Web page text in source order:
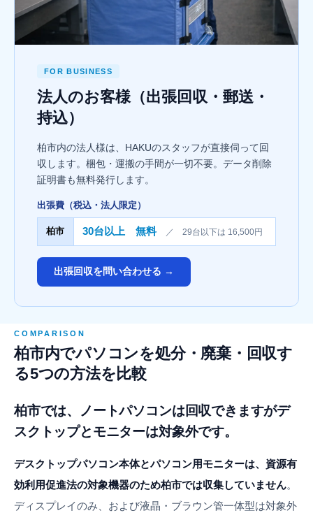
FOR BUSINESS
法人のお客様（出張回収・郵送・
持込）
柏市内の法人様は、HAKUのスタッフが直接伺って回
収します。梱包・運搬の手間が一切不要。データ削除
証明書も無料発行します。
出張費（税込・法人限定）
柏市 30台以上 無料 ／ 29台以下は 16,500円
出張回収を問い合わせる →
COMPARISON
柏市内でパソコンを処分・廃棄・回収す
る5つの方法を比較
柏市では、ノートパソコンは回収できますがデ
スクトップとモニターは対象外です。
デスクトップパソコン本体とパソコン用モニターは、資源有
効利用促進法の対象機器のため柏市では収集していません。
ディスプレイのみ、および液晶・ブラウン管一体型は対象外